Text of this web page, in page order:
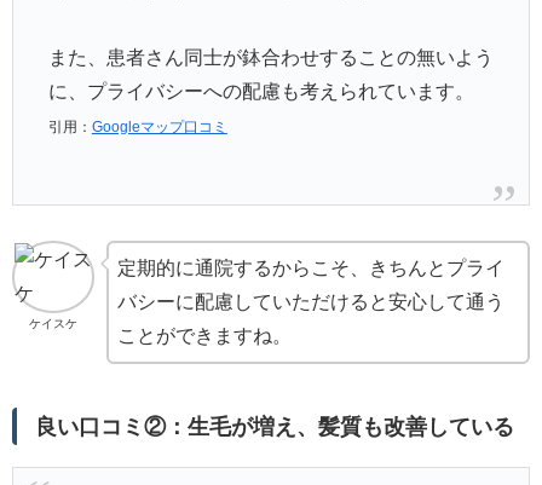
また、患者さん同士が鉢合わせすることの無いよう
に、プライバシーへの配慮も考えられています。
引用： Googleマップ口コミ
ケイスケ
定期的に通院するからこそ、きちんとプライ
バシーに配慮していただけると安心して通う
ことができますね。
良い口コミ②：生毛が増え、髪質も改善している